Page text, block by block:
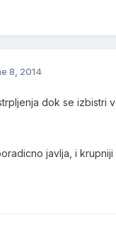
8, 2014
dok se izbistri
javlja, i